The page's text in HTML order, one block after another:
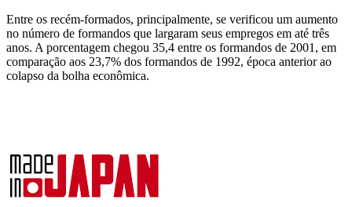
Entre os recém-formados, principalmente, se verificou um aumento
no número de formandos que largaram seus empregos em até três
anos. A porcentagem chegou 35,4 entre os formandos de 2001, em
comparação aos 23,7% dos formandos de 1992, época anterior ao
colapso da bolha econômica.